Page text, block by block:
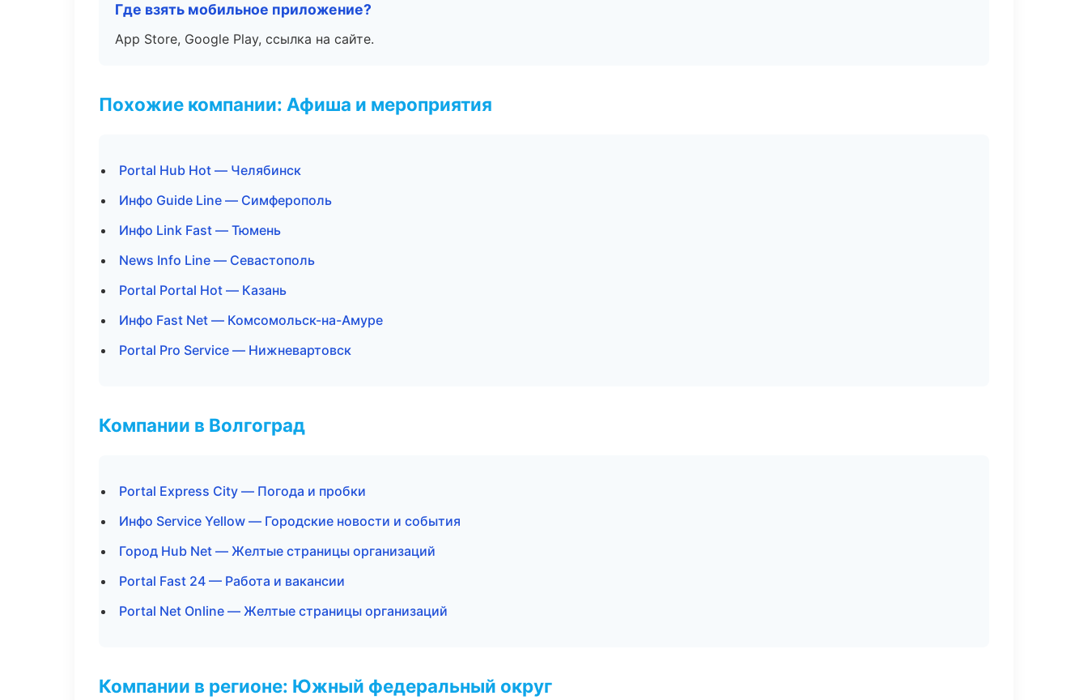
Где взять мобильное приложение?
App Store, Google Play, ссылка на сайте.
Похожие компании: Афиша и мероприятия
Portal Hub Hot — Челябинск
Инфо Guide Line — Симферополь
Инфо Link Fast — Тюмень
News Info Line — Севастополь
Portal Portal Hot — Казань
Инфо Fast Net — Комсомольск-на-Амуре
Portal Pro Service — Нижневартовск
Компании в Волгоград
Portal Express City — Погода и пробки
Инфо Service Yellow — Городские новости и события
Город Hub Net — Желтые страницы организаций
Portal Fast 24 — Работа и вакансии
Portal Net Online — Желтые страницы организаций
Компании в регионе: Южный федеральный округ